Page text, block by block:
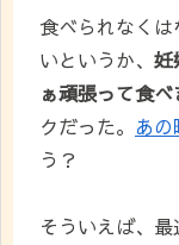
食べられなく
いというか、 妊
ぁ頑張って食
クだった。 あの
う？
そういえば、最